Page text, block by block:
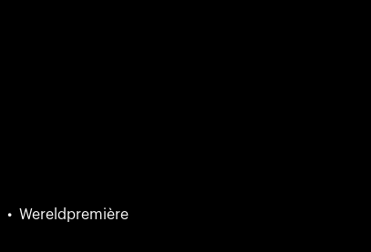
Wereldpremière